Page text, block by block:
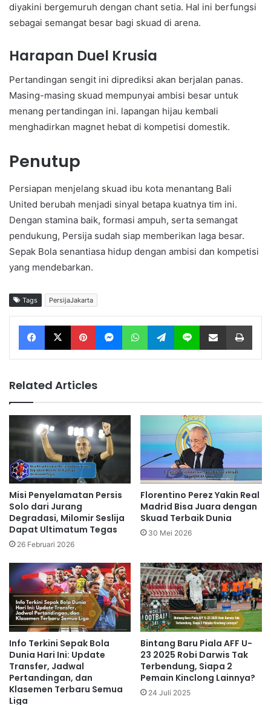
diyakini bergemuruh dengan chant setia. Hal ini berfungsi
sebagai semangat besar bagi skuad di arena.
Harapan Duel Krusia
Pertandingan sengit ini diprediksi akan berjalan panas.
Masing-masing skuad mempunyai ambisi besar untuk
menang pertandingan ini. lapangan hijau kembali
menghadirkan magnet hebat di kompetisi domestik.
Penutup
Persiapan menjelang skuad ibu kota menantang Bali
United berubah menjadi sinyal betapa kuatnya tim ini.
Dengan stamina baik, formasi ampuh, serta semangat
pendukung, Persija sudah siap memberikan laga besar.
Sepak Bola senantiasa hidup dengan ambisi dan kompetisi
yang mendebarkan.
Tags PersijaJakarta
Facebook X Pinterest Messenger WhatsApp Telegram Line Share via Email
Related Articles
Misi Penyelamatan Persis
Solo dari Jurang
Degradasi, Milomir Seslija
Dapat Ultimatum Tegas
26 Februari 2026
Florentino Perez Yakin Real
Madrid Bisa Juara dengan
Skuad Terbaik Dunia
30 Mei 2026
Info Terkini Sepak Bola
Dunia Hari Ini: Update
Transfer, Jadwal
Pertandingan, dan
Klasemen Terbaru Semua
Liga
Bintang Baru Piala AFF U-
23 2025 Robi Darwis Tak
Terbendung, Siapa 2
Pemain Kinclong Lainnya?
24 Juli 2025